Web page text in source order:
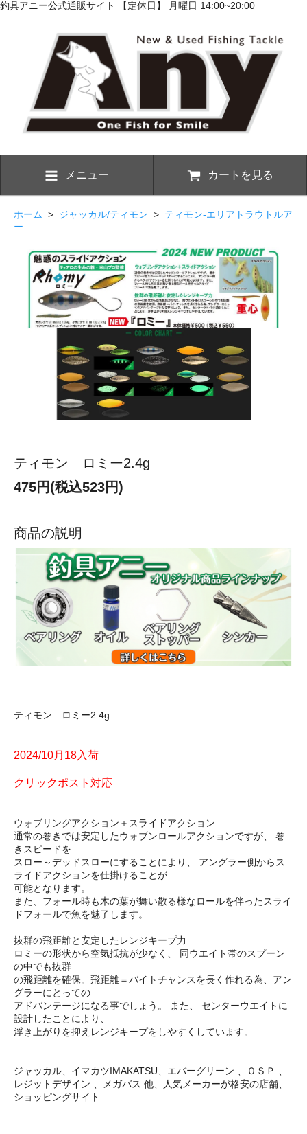
釣具アニー公式通販サイト 【定休日】 月曜日 14:00~20:00
メニュー カートを見る
ホーム > ジャッカル/ティモン > ティモン-エリアトラウトルア
ー
ティモン ロミー2.4g
475円(税込523円)
商品の説明
ティモン ロミー2.4g
2024/10月18入荷
クリックポスト対応
ウォブリングアクション＋スライドアクション
通常の巻きでは安定したウォブンロールアクションですが、 巻
きスピードを
スロー～デッドスローにすることにより、 アングラー側からス
ライドアクションを仕掛けることが
可能となります。
また、フォール時も木の葉が舞い散る様なロールを伴ったスライ
ドフォールで魚を魅了します。
抜群の飛距離と安定したレンジキープ力
ロミーの形状から空気抵抗が少なく、 同ウエイト帯のスプーン
の中でも抜群
の飛距離を確保。飛距離＝バイトチャンスを長く作れる為、アン
グラーにとっての
アドバンテージになる事でしょう。 また、 センターウエイトに
設計したことにより、
浮き上がりを抑えレンジキープをしやすくしています。
ジャッカル、イマカツIMAKATSU、エバーグリーン 、ＯＳＰ 、
レジットデザイン 、メガバス 他、人気メーカーが格安の店舗、
ショッピングサイト